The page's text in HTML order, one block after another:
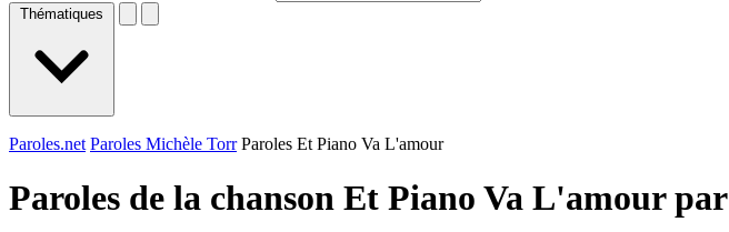
Thématiques
Paroles.net Paroles Michèle Torr Paroles Et Piano Va L'amour
Paroles de la chanson Et Piano Va L'amour par